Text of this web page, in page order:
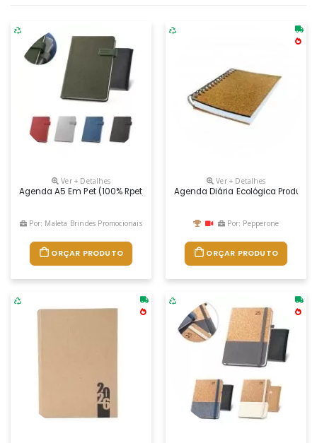
Ver + Detalhes
Agenda A5 Em Pet (100% Rpet). Agenda Com Fecho Magnético Em
Por: Maleta Brindes Promocionais
ORÇAR PRODUTO
Ver + Detalhes
Agenda Diária Ecológica
Por: Pepperone
ORÇAR PRODUTO